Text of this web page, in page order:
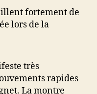
fortement de
lors de la
très
rapides
La montre